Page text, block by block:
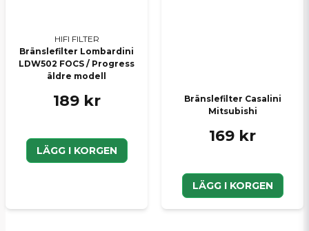
HIFI FILTER
Bränslefilter Lombardini
LDW502 FOCS / Progress
äldre modell
189 kr
LÄGG I KORGEN
Bränslefilter Casalini
Mitsubishi
169 kr
LÄGG I KORGEN